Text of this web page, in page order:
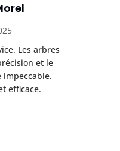
Les arbres
et le
impeccable.
efficace.